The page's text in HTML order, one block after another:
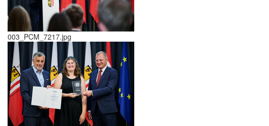
003_PCM_7217.jpg